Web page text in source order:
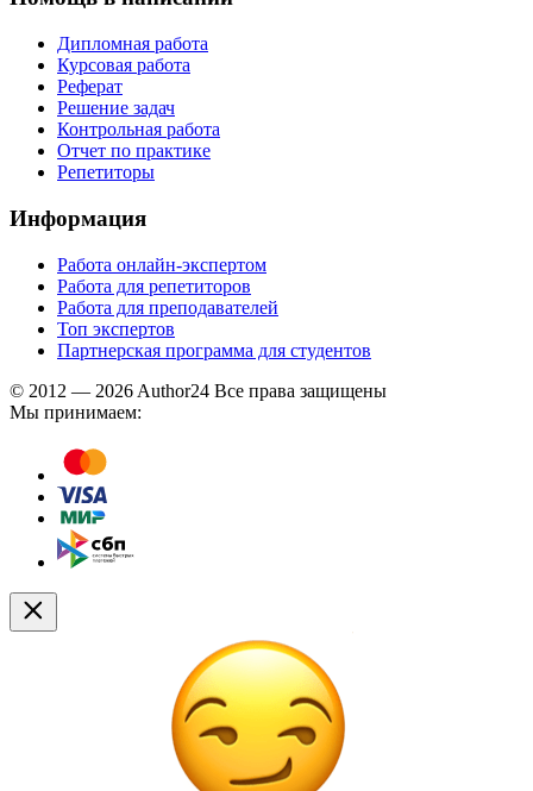
Дипломная работа
Курсовая работа
Реферат
Решение задач
Контрольная работа
Отчет по практике
Репетиторы
Информация
Работа онлайн-экспертом
Работа для репетиторов
Работа для преподавателей
Топ экспертов
Партнерская программа для студентов
© 2012 — 2026 Author24 Все права защищены
Мы принимаем: